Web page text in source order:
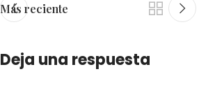
Más reciente
Deja una respuesta